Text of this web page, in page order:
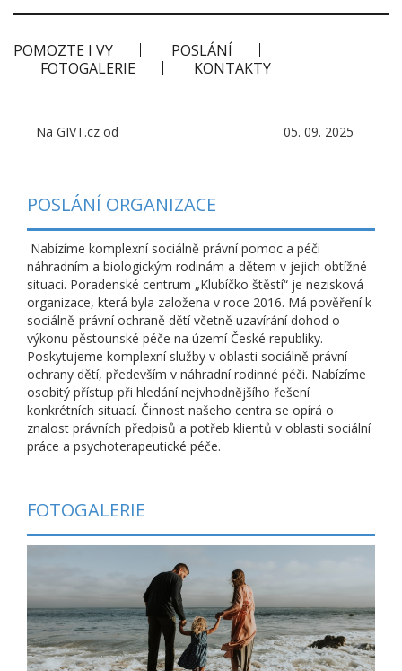
POMOZTE I VY
POSLÁNÍ
FOTOGALERIE
KONTAKTY
Na GIVT.cz od 05. 09. 2025
POSLÁNÍ ORGANIZACE
Nabízíme komplexní sociálně právní pomoc a péči
náhradním a biologickým rodinám a dětem v jejich obtížné
situaci. Poradenské centrum „Klubíčko štěstí“ je nezisková
organizace, která byla založena v roce 2016. Má pověření k
sociálně-právní ochraně dětí včetně uzavírání dohod o
výkonu pěstounské péče na území České republiky.
Poskytujeme komplexní služby v oblasti sociálně právní
ochrany dětí, především v náhradní rodinné péči. Nabízíme
osobitý přístup při hledání nejvhodnějšího řešení
konkrétních situací. Činnost našeho centra se opírá o
znalost právních předpisů a potřeb klientů v oblasti sociální
práce a psychoterapeutické péče.
FOTOGALERIE